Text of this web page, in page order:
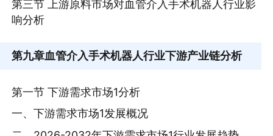
第三节 上游原料市场对血管介入手术机器人行业影
响分析
第九章血管介入手术机器人行业下游产业链分析
第一节 下游需求市场1分析
一、下游需求市场1发展概况